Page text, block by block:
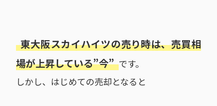
東大阪スカイハイツの売り時は、売買相
場が上昇している”今” です。
しかし、はじめての売却となると